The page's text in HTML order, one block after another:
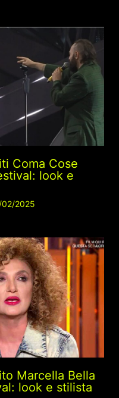
Coma Cose
look e
02/2025
Marcella Bella
look e stilista